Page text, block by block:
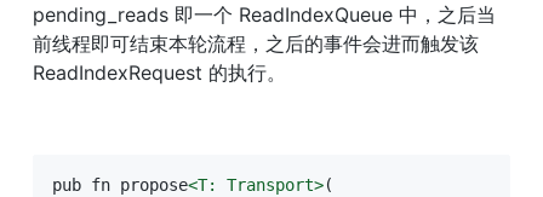
pending_reads 即一个 ReadIndexQueue 中，之后当
前线程即可结束本轮流程，之后的事件会进而触发该
ReadIndexRequest 的执行。
pub fn propose<T: Transport>(